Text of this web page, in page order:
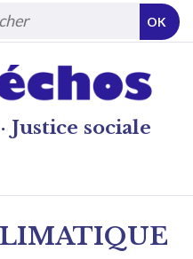
Justice sociale
OK